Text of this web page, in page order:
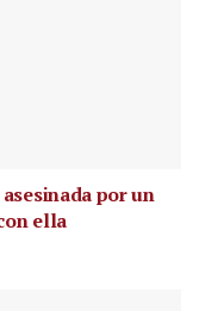
por un
ella